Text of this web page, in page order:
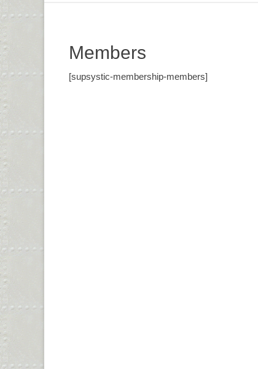
Members
[supsystic-membership-members]